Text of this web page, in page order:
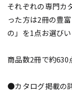
それぞれの専門カ
った方は2冊の豊
の」を1点お選びい
商品数2冊で約630
●カタログ掲載の